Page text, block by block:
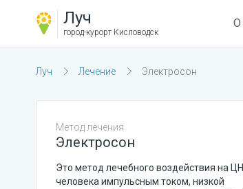
Луч
город-курорт Кисловодск
О
Луч Лечение Электросон
Метод лечения
Электросон
Это метод лечебного воздействия на
человека импульсным током, низкой